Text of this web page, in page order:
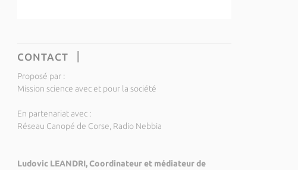
CONTACT
Proposé par :
Mission science avec et pour la société
En partenariat avec :
Réseau Canopé de Corse, Radio Nebbia
Ludovic LEANDRI, Coordinateur et médiateur de